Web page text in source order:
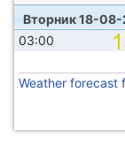
Вторник 18-
03:00
Weather forecast